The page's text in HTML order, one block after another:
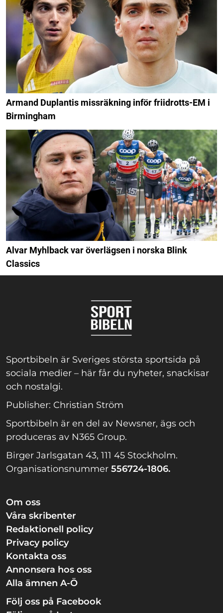
Armand Duplantis missräkning inför friidrotts-EM i
Birmingham
Alvar Myhlback var överlägsen i norska Blink
Classics
Sportbibeln är Sveriges största sportsida på
sociala medier – här får du nyheter, snackisar
och nostalgi.
Publisher: Christian Ström
Sportbibeln är en del av Newsner, ägs och
produceras av N365 Group.
Birger Jarlsgatan 43, 111 45 Stockholm.
Organisationsnummer 556724-1806.
Om oss
Våra skribenter
Redaktionell policy
Privacy policy
Kontakta oss
Annonsera hos oss
Alla ämnen A-Ö
Följ oss på Facebook